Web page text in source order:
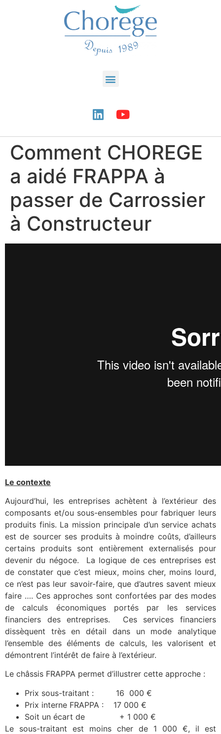
Comment CHOREGE
a aidé FRAPPA à
passer de Carrossier
à Constructeur
Le contexte
Aujourd’hui, les entreprises achètent à l’extérieur des
composants et/ou sous-ensembles pour fabriquer leurs
produits finis. La mission principale d’un service achats
est de sourcer ses produits à moindre coûts, d’ailleurs
certains produits sont entièrement externalisés pour
devenir du négoce. La logique de ces entreprises est
de constater que c’est mieux, moins cher, moins lourd,
ce n’est pas leur savoir-faire, que d’autres savent mieux
faire …. Ces approches sont confortées par des modes
de calculs économiques portés par les services
financiers des entreprises. Ces services financiers
dissèquent très en détail dans un mode analytique
l’ensemble des éléments de calculs, les valorisent et
démontrent l’intérêt de faire à l’extérieur.
Le châssis FRAPPA permet d’illustrer cette approche :
Prix sous-traitant : 16 000 €
Prix interne FRAPPA : 17 000 €
Soit un écart de + 1 000 €
Le sous-traitant est moins cher de 1 000 €, il est